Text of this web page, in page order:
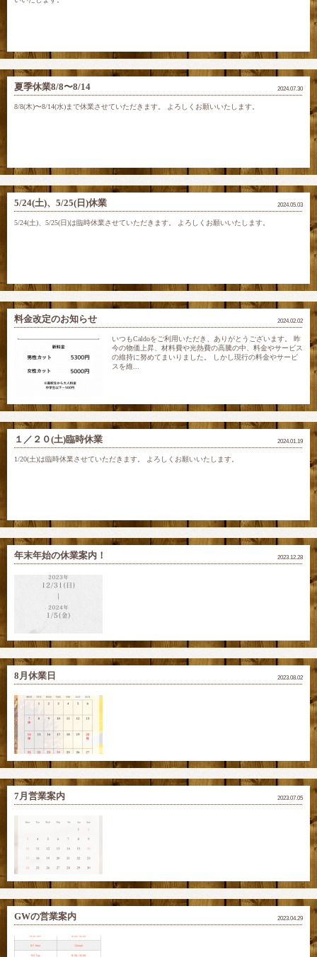
2024.07.30
夏季休業8/8〜8/14
8/8(木)〜8/14(水)まで休業させていただきます。 よろしくお願いいたします。
2024.05.03
5/24(土)、5/25(日)休業
5/24(土)、5/25(日)は臨時休業させていただきます。 よろしくお願いいたします。
2024.02.02
料金改定のお知らせ
いつもCaldoをご利用いただき、ありがとうございます。 昨
今の物価上昇、材料費や光熱費の高騰の中、料金やサービス
の維持に努めてまいりました。 しかし現行の料金やサービ
スを維...
2024.01.19
１／２０(土)臨時休業
1/20(土)は臨時休業させていただきます。 よろしくお願いいたします。
2023.12.28
年末年始の休業案内！
2023.08.02
8月休業日
2023.07.05
7月営業案内
2023.04.29
GWの営業案内